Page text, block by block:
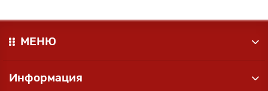
МЕНЮ
Информация